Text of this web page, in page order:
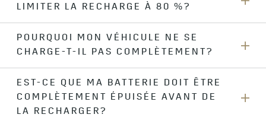
LIMITER LA RECHARGE À 80 %?
La recharge de votre batterie à 80 % ou moins pour une
utilisation quotidienne favorise l'état de votre batterie et le
rendement du freinage régénératif. Le freinage régénératif
est limité à plus de 80 %. L'option « Quotidien jusqu'à 80 % »
aidera la batterie de votre VE à performer plus longtemps
de manière optimale. Vous pouvez modifier l'état de charge
POURQUOI MON VÉHICULE NE SE
CHARGE-T-IL PAS COMPLÈTEMENT?
Si la recharge de votre véhicule est terminée et si la
batterie n'est pas complètement chargée, vérifiez que le «
niveau de charge ciblé » n'est pas réglé à un montant de
EST-CE QUE MA BATTERIE DOIT ÊTRE
COMPLÈTEMENT ÉPUISÉE AVANT DE
LA RECHARGER?